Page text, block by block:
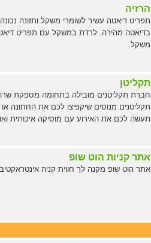
הרזיה
תפריט דיאטה עשיר לשומרי משקל ותזונה
בדיאטה מהירה. לרדת במשקל עם תפריט דיאטה
משקל.
תקליטן
חברת תקליטנים מובילה בתחומה מספקת
תקליטנים מנוסים שיקפיצו לכם את החתונה
תעשה לכם את האירוע עם מוסיקה איכותית
אתר קניות הוט שופ
אתר הוט שופ מקנה לך חווית קניה